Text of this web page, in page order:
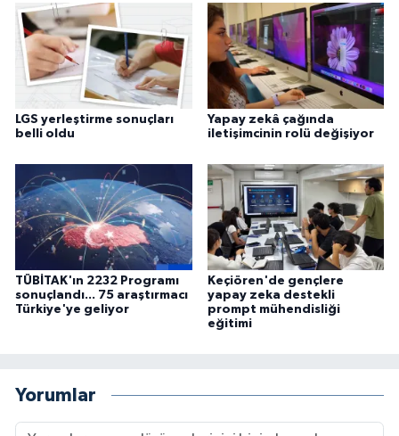
LGS yerleştirme sonuçları
belli oldu
Yapay zekâ çağında
iletişimcinin rolü değişiyor
TÜBİTAK'ın 2232 Programı
sonuçlandı... 75 araştırmacı
Türkiye'ye geliyor
Keçiören'de gençlere
yapay zeka destekli
prompt mühendisliği
eğitimi
Yorumlar